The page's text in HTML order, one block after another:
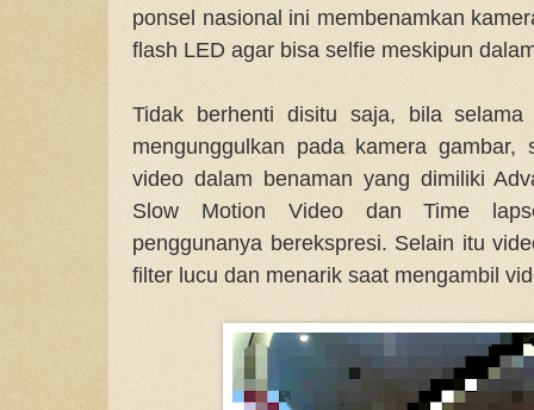
ponsel nasional ini membenamkan
flash LED agar bisa selfie meskipun
Tidak berhenti disitu saja, bila
mengunggulkan pada kamera
video dalam benaman yang dimiliki
Slow Motion Video dan Time
penggunanya berekspresi. Selain itu
filter lucu dan menarik saat mengambil